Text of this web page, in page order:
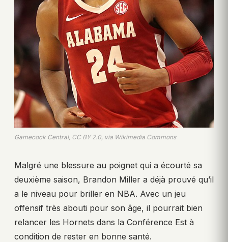
Gamecock Central, CC BY 2.0, via Wikimedia Commons
Malgré une blessure au poignet qui a écourté sa
deuxième saison, Brandon Miller a déjà prouvé qu’il
a le niveau pour briller en NBA. Avec un jeu
offensif très abouti pour son âge, il pourrait bien
relancer les Hornets dans la Conférence Est à
condition de rester en bonne santé.